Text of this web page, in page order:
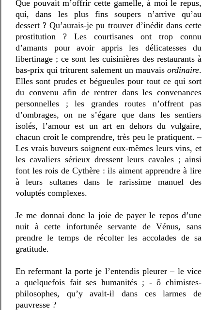
Que pouvait m’offrir cette gamelle, à moi le repus,
qui, dans les plus fins soupers n’arrive qu’au
dessert ? Qu’aurais-je pu trouver d’inédit dans cette
prostitution ? Les courtisanes ont trop connu
d’amants pour avoir appris les délicatesses du
libertinage ; ce sont les cuisinières des restaurants à
bas-prix qui triturent salement un mauvais ordinaire.
Elles sont prudes et bégueules pour tout ce qui sort
du convenu afin de rentrer dans les convenances
personnelles ; les grandes routes n’offrent pas
d’ombrages, on ne s’égare que dans les sentiers
isolés, l’amour est un art en dehors du vulgaire,
chacun croit le comprendre, très peu le pratiquent. –
Les vrais buveurs soignent eux-mêmes leurs vins, et
les cavaliers sérieux dressent leurs cavales ; ainsi
font les rois de Cythère : ils aiment apprendre à lire
à leurs sultanes dans le rarissime manuel des
voluptés complexes.
Je me donnai donc la joie de payer le repos d’une
nuit à cette infortunée servante de Vénus, sans
prendre le temps de récolter les accolades de sa
gratitude.
En refermant la porte je l’entendis pleurer – le vice
a quelquefois fait ses humanités ; - ô chimistes-
philosophes, qu’y avait-il dans ces larmes de
pauvresse ?